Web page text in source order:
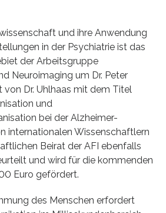
und ihre Anwendung
in der Psychiatrie ist das
der Arbeitsgruppe
Neuroimaging um Dr. Peter
von Dr. Uhlhaas mit dem Titel
und
bei der Alzheimer-
internationalen Wissenschaftlern
Beirat der AFI ebenfalls
und wird für die kommenden
Euro gefördert.
des Menschen erfordert